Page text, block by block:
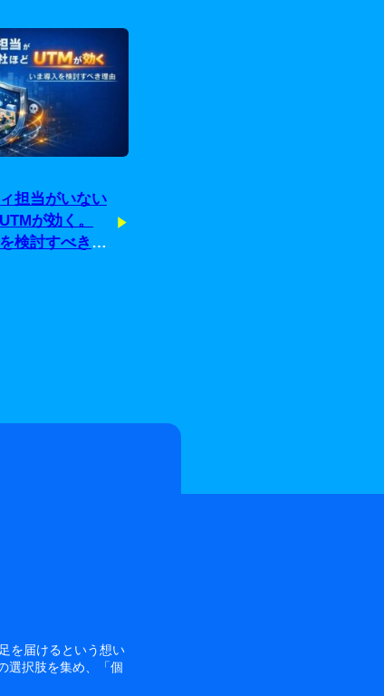
担当がいない
が効く。
検討すべき理
を届けるという想い
選択肢を集め、「個